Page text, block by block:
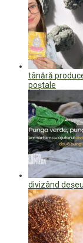
tânără
poștale
divizând